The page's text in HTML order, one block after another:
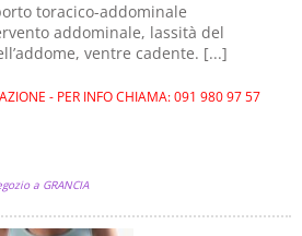
toracico-addominale
addominale, lassità del
ventre cadente. [...]
- PER INFO CHIAMA: 091 980 97 57
a GRANCIA